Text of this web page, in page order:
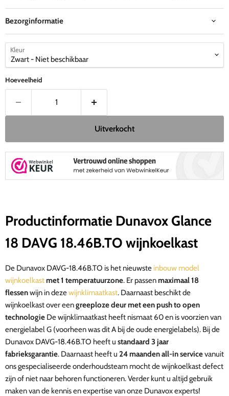
Bezorginformatie
Kleur
Hoeveelheid
Uitverkocht
Productinformatie Dunavox Glance
18 DAVG 18.46B.TO wijnkoelkast
De Dunavox DAVG-18.46B.TO is het nieuwste inbouw model
wijnkoelkastmet 1 temperatuurzone. Er passenmaximaal 18
flessenwijn in dezewijnklimaatkast. Daarnaast beschikt de
wijnkoelkast over eengreeploze deur met een push to open
technologie De wijnklimaatkast heeft nismaat 60 en is voorzien van
energielabel G (voorheen was dit A bij de oude energielabels). Bij de
Dunavox DAVG-18.46B.TO heeft u standaard 3 jaar
fabrieksgarantie. Daarnaast heeft u 24 maanden all-in servicevanuit
ons gespecialiseerde onderhoudsteam mocht de wijnkoelkast defect
zijn of niet naar behoren functioneren. Verder kunt u altijd gebruik
maken van de kennis en expertise van onze Dunavox experts!